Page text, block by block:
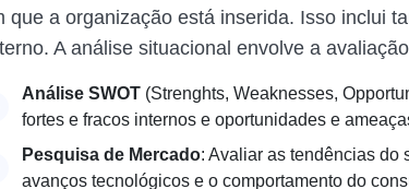
que a organização está inserida. Isso inclui
A análise situacional envolve a
Análise SWOT (Strenghts, Weaknesses,
fortes e fracos internos e oportunidades e
Pesquisa de Mercado: Avaliar as tendências do
avanços tecnológicos e o comportamento do